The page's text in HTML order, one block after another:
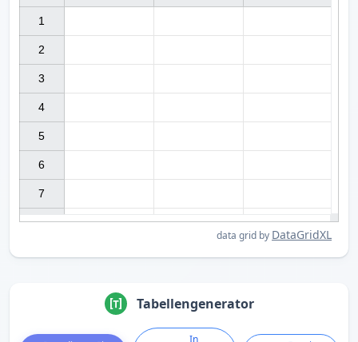
data grid by DataGridXL
1
2
3
4
5
6
7
Tabellengenerator
In